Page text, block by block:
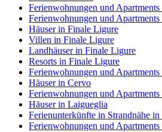
Ferienwohnungen und
Ferienwohnungen und
Häuser in Finale Ligure
Villen in Finale Ligure
Landhäuser in Finale Ligure
Resorts in Finale Ligure
Ferienwohnungen und
Häuser in Cervo
Ferienwohnungen und
Häuser in Laigueglia
Ferienunterkünfte in Strandnähe
Ferienwohnungen und